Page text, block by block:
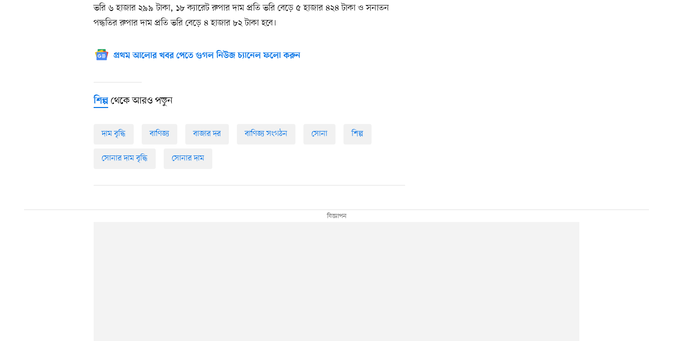
ভরি ৬ হাজার ২৯৯ টাকা, ১৮ ক্যারেট রুপার দাম প্রতি ভরি বেড়ে ৫ হাজার ৪২৪ টাকা ও সনাতন
পদ্ধতির রুপার দাম প্রতি ভরি বেড়ে ৪ হাজার ৮২ টাকা হবে।
প্রথম আলোর খবর পেতে গুগল নিউজ চ্যানেল ফলো করুন
শিল্পথেকে আরও পড়ুন
দাম বৃদ্ধি বাণিজ্য বাজার দর বাণিজ্য সংগঠন সোনা শিল্প
সোনার দাম বৃদ্ধি সোনার দাম